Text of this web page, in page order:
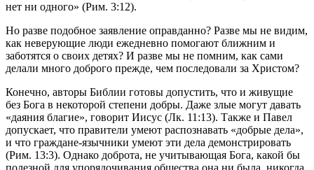
нет ни одного» (Рим. 3:12).
Но разве подобное заявление оправданно? Разве мы не видим,
как неверующие люди ежедневно помогают ближним и
заботятся о своих детях? И разве мы не помним, как сами
делали много доброго прежде, чем последовали за Христом?
Конечно, авторы Библии готовы допустить, что и живущие
без Бога в некоторой степени добры. Даже злые могут давать
«даяния благие», говорит Иисус (Лк. 11:13). Также и Павел
допускает, что правители умеют распознавать «добрые дела»,
и что граждане-язычники умеют эти дела демонстрировать
(Рим. 13:3). Однако доброта, не учитывающая Бога, какой бы